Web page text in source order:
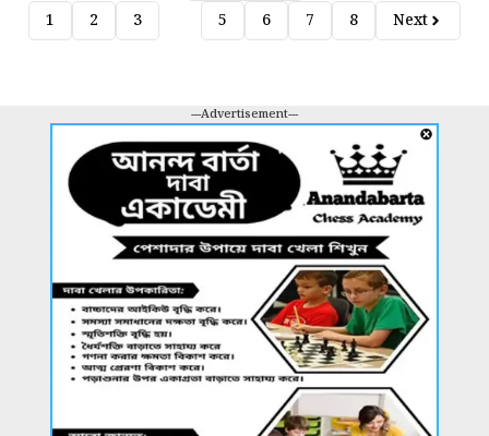
1
2 3 5 6 7 8 Next
---Advertisement---